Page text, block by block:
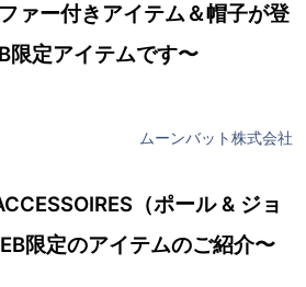
ァー付きアイテム＆帽子が登
限定アイテムです〜
ムーンバット株式会社
（ポール & ジョ
限定のアイテムのご紹介〜